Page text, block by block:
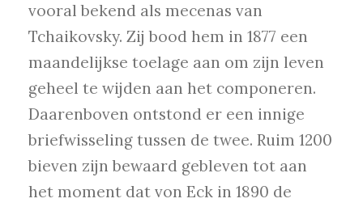
vooral bekend als mecenas van
Tchaikovsky. Zij bood hem in 1877 een
maandelijkse toelage aan om zijn leven
geheel te wijden aan het componeren.
Daarenboven ontstond er een innige
briefwisseling tussen de twee. Ruim 1200
bieven zijn bewaard gebleven tot aan
het moment dat von Eck in 1890 de